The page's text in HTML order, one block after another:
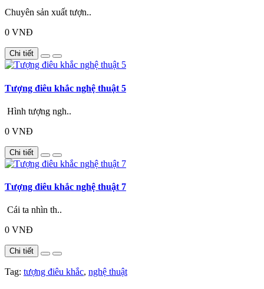
Chuyên sản xuất tượn..
0 VNĐ
Chi tiết
Tượng điêu khắc nghệ thuật 5
Hình tượng ngh..
0 VNĐ
Chi tiết
Tượng điêu khắc nghệ thuật 7
Cái ta nhìn th..
0 VNĐ
Chi tiết
Tag: tượng điêu khắc, nghệ thuật